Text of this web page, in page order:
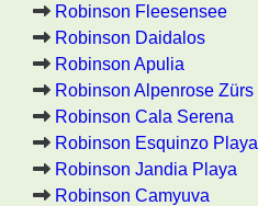
Robinson Fleesensee
Robinson Daidalos
Robinson Apulia
Robinson Alpenrose Zürs
Robinson Cala Serena
Robinson Esquinzo Playa
Robinson Jandia Playa
Robinson Camyuva